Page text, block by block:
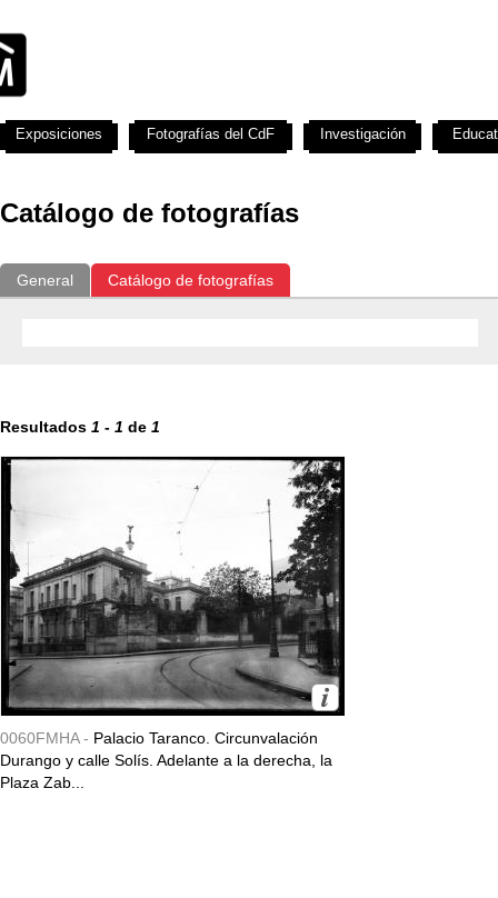
Catálogo de fotografías
General Catálogo de fotografías
Resultados 1 - 1 de 1
0060FMHA - Palacio Taranco. Circunvalación
Durango y calle Solís. Adelante a la derecha, la
Plaza Zab...
Exposiciones Fotografías del CdF Investigación